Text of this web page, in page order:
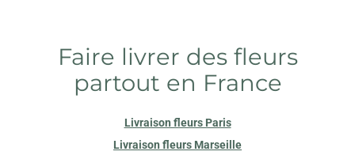
Faire livrer des fleurs
partout en France
Livraison fleurs Paris
Livraison fleurs Marseille